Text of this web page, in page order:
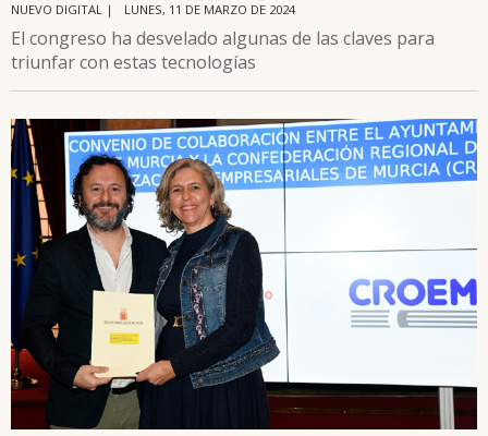
NUEVO DIGITAL | LUNES, 11 DE MARZO DE 2024
El congreso ha desvelado algunas de las claves para
triunfar con estas tecnologías